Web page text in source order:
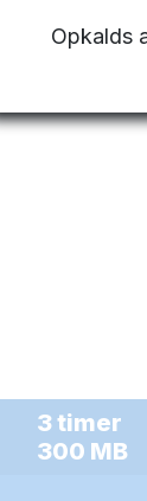
3 timer
300 MB